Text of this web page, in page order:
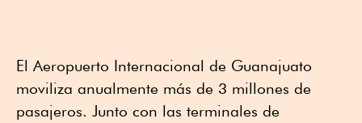
El Aeropuerto Internacional de Guanajuato
moviliza anualmente más de 3 millones de
pasajeros. Junto con las terminales de